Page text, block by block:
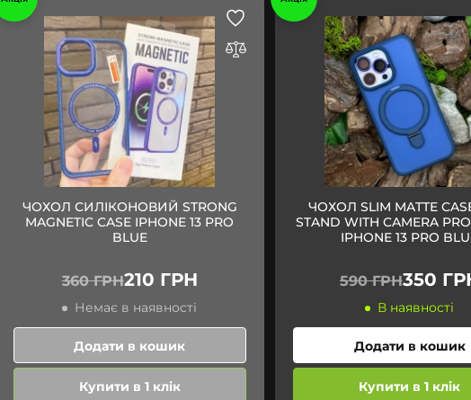
ЧОХОЛ СИЛІКОНОВИЙ STRONG
MAGNETIC CASE IPHONE 13 PRO
BLUE
360 ГРН210 ГРН
Немає в наявності
Додати в кошик
Купити в 1 клік
ЧОХОЛ SLIM MATTE
STAND WITH CAMERA
IPHONE 13 PRO
590 ГРН350
В наявності
Додати в кошик
Купити в 1 клік